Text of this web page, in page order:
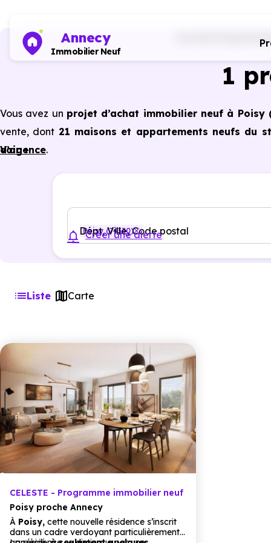
Annecy
Immobilier Neuf
1
Vous avez un projet d’achat immobilier neuf à Poisy
vente, dont 21 maisons et appartements neufs du
d’agence.
constructeur, etc.
Voir +
Dépt, Ville, Code postal
Poisy (74330)
Créer une alerte
Liste Carte
CELESTE - Programme immobilier neuf
Poisy proche Annecy
À Poisy, cette nouvelle résidence s’inscrit
dans un cadre verdoyant particulièrement